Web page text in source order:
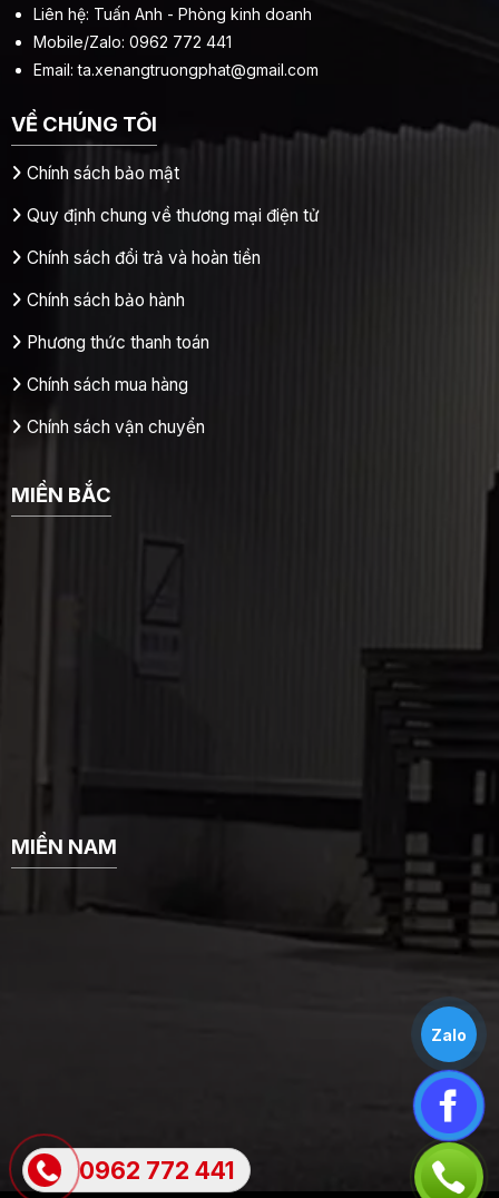
Liên hệ: Tuấn Anh - Phòng kinh doanh
Mobile/Zalo: 0962 772 441
Email:ta.xenangtruongphat@gmail.com
VỀ CHÚNG TÔI
Chính sách bảo mật
Quy định chung về thương mại điện tử
Chính sách đổi trả và hoàn tiền
Chính sách bảo hành
Phương thức thanh toán
Chính sách mua hàng
Chính sách vận chuyển
MIỀN BẮC
MIỀN NAM
Zalo
0962 772 441